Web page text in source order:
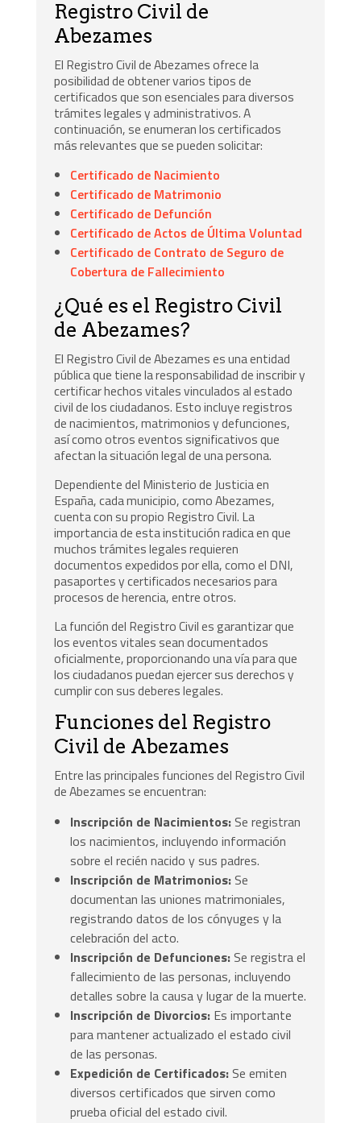
Registro Civil de
Abezames
El Registro Civil de Abezames ofrece la
posibilidad de obtener varios tipos de
certificados que son esenciales para diversos
trámites legales y administrativos. A
continuación, se enumeran los certificados
más relevantes que se pueden solicitar:
Certificado de Nacimiento
Certificado de Matrimonio
Certificado de Defunción
Certificado de Actos de Última Voluntad
Certificado de Contrato de Seguro de
Cobertura de Fallecimiento
¿Qué es el Registro Civil
de Abezames?
El Registro Civil de Abezames es una entidad
pública que tiene la responsabilidad de inscribir y
certificar hechos vitales vinculados al estado
civil de los ciudadanos. Esto incluye registros
de nacimientos, matrimonios y defunciones,
así como otros eventos significativos que
afectan la situación legal de una persona.
Dependiente del Ministerio de Justicia en
España, cada municipio, como Abezames,
cuenta con su propio Registro Civil. La
importancia de esta institución radica en que
muchos trámites legales requieren
documentos expedidos por ella, como el DNI,
pasaportes y certificados necesarios para
procesos de herencia, entre otros.
La función del Registro Civil es garantizar que
los eventos vitales sean documentados
oficialmente, proporcionando una vía para que
los ciudadanos puedan ejercer sus derechos y
cumplir con sus deberes legales.
Funciones del Registro
Civil de Abezames
Entre las principales funciones del Registro Civil
de Abezames se encuentran:
Inscripción de Nacimientos: Se registran
los nacimientos, incluyendo información
sobre el recién nacido y sus padres.
Inscripción de Matrimonios: Se
documentan las uniones matrimoniales,
registrando datos de los cónyuges y la
celebración del acto.
Inscripción de Defunciones: Se registra el
fallecimiento de las personas, incluyendo
detalles sobre la causa y lugar de la muerte.
Inscripción de Divorcios: Es importante
para mantener actualizado el estado civil
de las personas.
Expedición de Certificados: Se emiten
diversos certificados que sirven como
prueba oficial del estado civil.